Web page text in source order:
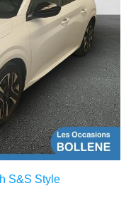
S&S Style